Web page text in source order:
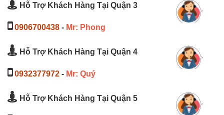
Hỗ Trợ Khách Hàng Tại Quận 3
0906700438 - Mr: Phong
Hỗ Trợ Khách Hàng Tại Quận 4
0932377972 - Mr: Quý
Hỗ Trợ Khách Hàng Tại Quận 5